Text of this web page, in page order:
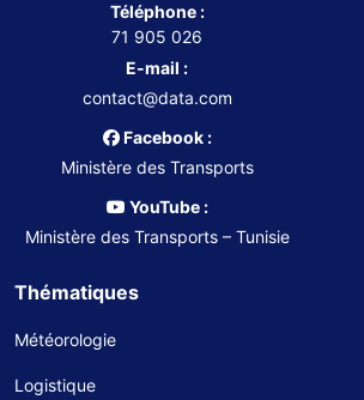
Téléphone :
71 905 026
E-mail :
contact@data.com
Facebook :
Ministère des Transports
YouTube :
Ministère des Transports – Tunisie
Thématiques
Météorologie
Logistique